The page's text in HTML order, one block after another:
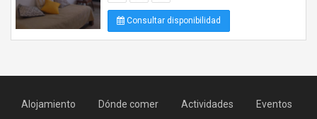
Consultar disponibilidad
Alojamiento Dónde comer Actividades Eventos